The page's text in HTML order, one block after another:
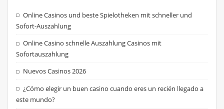
Online Casinos und beste Spielotheken mit schneller und
Sofort-Auszahlung
Online Casino schnelle Auszahlung Casinos mit
Sofortauszahlung
Nuevos Casinos 2026
¿Cómo elegir un buen casino cuando eres un recién llegado a
este mundo?